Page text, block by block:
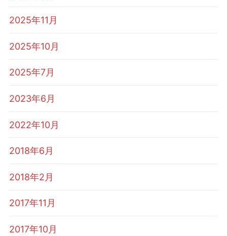
2025年11月
2025年10月
2025年7月
2023年6月
2022年10月
2018年6月
2018年2月
2017年11月
2017年10月